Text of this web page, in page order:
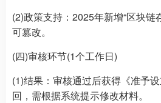
(2)政策支持：2025年新增“区块链
可篡改。
(四)审核环节(1个工作日)
(1)结果：审核通过后获得《准予
回，需根据系统提示修改材料。